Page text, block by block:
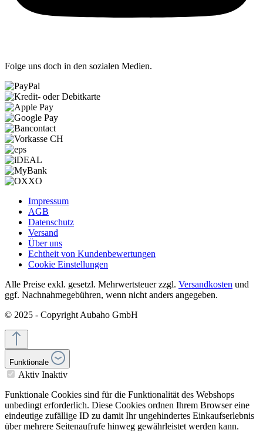
Folge uns doch in den sozialen Medien.
Impressum
AGB
Datenschutz
Versand
Über uns
Echtheit von Kundenbewertungen
Cookie Einstellungen
Alle Preise exkl. gesetzl. Mehrwertsteuer zzgl. Versandkosten und
ggf. Nachnahmegebühren, wenn nicht anders angegeben.
© 2025 - Copyright Aubaho GmbH
Funktionale
Aktiv Inaktiv
Funktionale Cookies sind für die Funktionalität des Webshops
unbedingt erforderlich. Diese Cookies ordnen Ihrem Browser eine
eindeutige zufällige ID zu damit Ihr ungehindertes Einkaufserlebnis
über mehrere Seitenaufrufe hinweg gewährleistet werden kann.